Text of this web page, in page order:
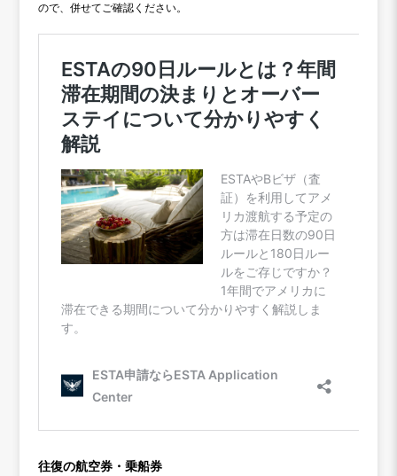
ので、併せてご確認ください。
往復の航空券・乗船券